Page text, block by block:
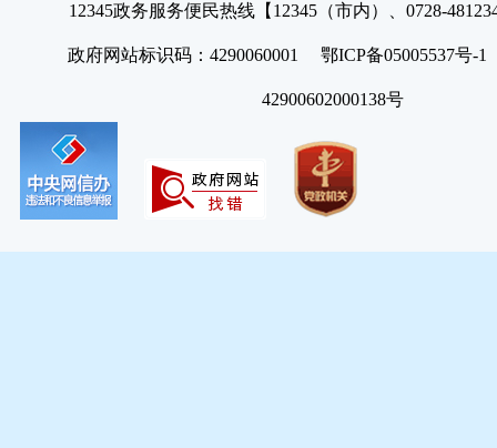
12345政务服务便民热线【12345（市内）、0728-
政府网站标识码：4290060001 鄂ICP备05005537号
42900602000138号